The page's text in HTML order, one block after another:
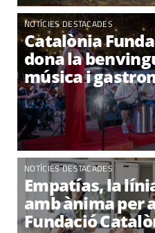
NOTÍCIES DESTACADES
Catalònia
dona la
música i
NOTÍCIES DESTACADES
Empatías, la
amb ànima per
Fundació